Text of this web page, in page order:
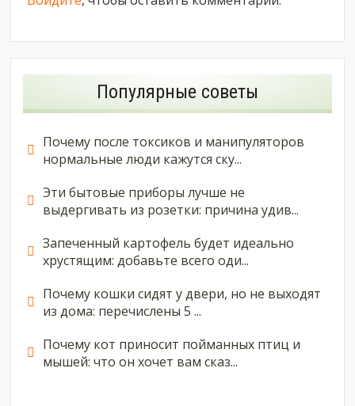
Популярные советы
Почему после токсиков и манипуляторов
нормальные люди кажутся ску...
Эти бытовые приборы лучше не
выдергивать из розетки: причина удив...
Запеченный картофель будет идеально
хрустящим: добавьте всего оди...
Почему кошки сидят у двери, но не выходят
из дома: перечислены 5 ...
Почему кот приносит пойманных птиц и
мышей: что он хочет вам сказ...